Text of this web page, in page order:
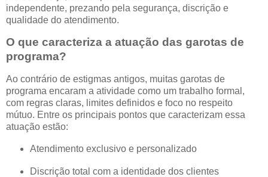
independente, prezando pela segurança, discrição e
qualidade do atendimento.
O que caracteriza a atuação das garotas de
programa?
Ao contrário de estigmas antigos, muitas garotas de
programa encaram a atividade como um trabalho formal,
com regras claras, limites definidos e foco no respeito
mútuo. Entre os principais pontos que caracterizam essa
atuação estão:
Atendimento exclusivo e personalizado
Discrição total com a identidade dos clientes